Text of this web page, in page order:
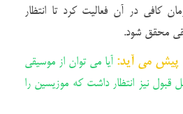
کافی در آن فعالیت کرد تا انتظار
محقق شود.
پیش می آید: آیا می توان از موسیقی
قبول نیز انتظار داشت که موزیسین را